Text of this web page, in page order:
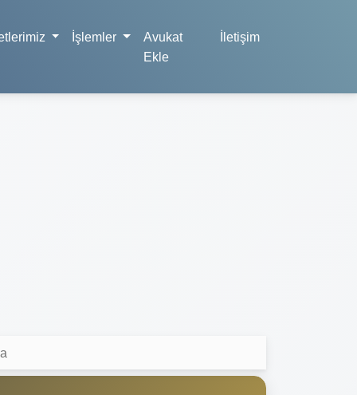
İşlemler
Avukat
Ekle
İletişim